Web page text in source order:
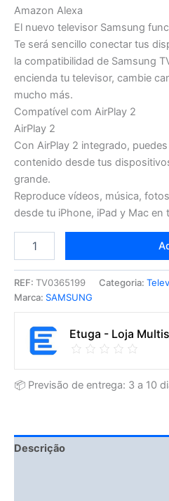
Amazon Alexa
El nuevo televisor Samsung
Te será sencillo conectar tus
la compatibilidad de Samsung
encienda tu televisor, cambie
mucho más.
Compatível com AirPlay 2
AirPlay 2
Con AirPlay 2 integrado,
contenido desde tus
grande.
Reproduce vídeos, música,
desde tu iPhone, iPad y Mac en
REF: TV0365199 Categoria:
Marca: SAMSUNG
Etuga - Loja
📦 Previsão de entrega: 3 a 10
Descrição